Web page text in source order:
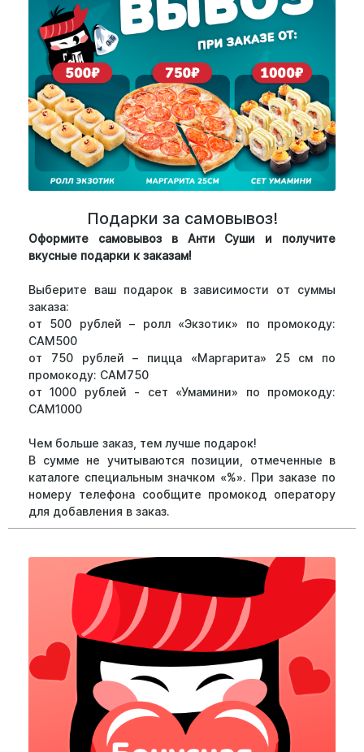
Подарки за самовывоз!
Оформите самовывоз в Анти Суши и получите
вкусные подарки к заказам!
Выберите ваш подарок в зависимости от суммы
заказа:
от 500 рублей – ролл «Экзотик» по промокоду:
САМ500
от 750 рублей – пицца «Маргарита» 25 см по
промокоду: САМ750
от 1000 рублей - сет «Умамини» по промокоду:
САМ1000
Чем больше заказ, тем лучше подарок!
В сумме не учитываются позиции, отмеченные в
каталоге специальным значком «%». При заказе по
номеру телефона сообщите промокод оператору
для добавления в заказ.